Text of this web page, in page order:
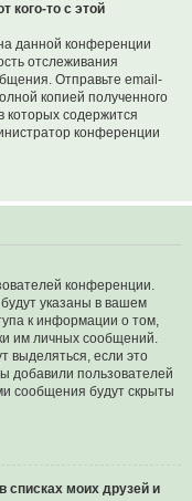
кого-то с этой
данной конференции
отслеживания
Отправьте email-
копией полученного
которых содержится
конференции
конференции.
указаны в вашем
к информации о том,
им личных сообщений.
выделяться, если это
добавили пользователей
сообщения будут скрыты
списках моих друзей и